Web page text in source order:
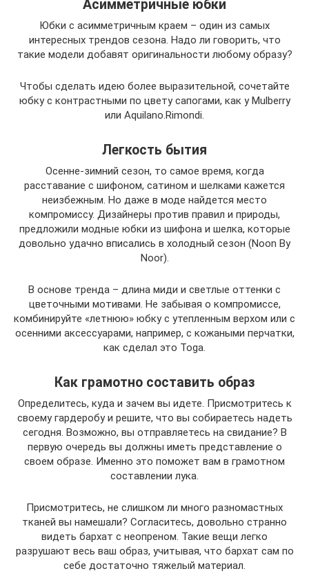
Асимметричные юбки
Юбки с асимметричным краем – один из самых
интересных трендов сезона. Надо ли говорить, что
такие модели добавят оригинальности любому образу?
Чтобы сделать идею более выразительной, сочетайте
юбку с контрастными по цвету сапогами, как у Mulberry
или Aquilano.Rimondi.
Легкость бытия
Осенне-зимний сезон, то самое время, когда
расставание с шифоном, сатином и шелками кажется
неизбежным. Но даже в моде найдется место
компромиссу. Дизайнеры против правил и природы,
предложили модные юбки из шифона и шелка, которые
довольно удачно вписались в холодный сезон (Noon By
Noor).
В основе тренда – длина миди и светлые оттенки с
цветочными мотивами. Не забывая о компромиссе,
комбинируйте «летнюю» юбку с утепленным верхом или с
осенними аксессуарами, например, с кожаными перчатки,
как сделал это Toga.
Как грамотно составить образ
Определитесь, куда и зачем вы идете. Присмотритесь к
своему гардеробу и решите, что вы собираетесь надеть
сегодня. Возможно, вы отправляетесь на свидание? В
первую очередь вы должны иметь представление о
своем образе. Именно это поможет вам в грамотном
составлении лука.
Присмотритесь, не слишком ли много разномастных
тканей вы намешали? Согласитесь, довольно странно
видеть бархат с неопреном. Такие вещи легко
разрушают весь ваш образ, учитывая, что бархат сам по
себе достаточно тяжелый материал.